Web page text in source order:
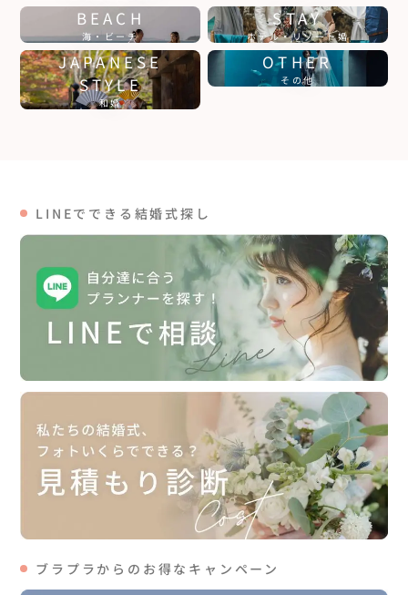
BEACH
海・ビーチ
STAY
ホテル・リゾート婚
JAPANESE
STYLE
和婚
OTHER
その他
LINEでできる結婚式探し
ブラプラからのお得なキャンペーン